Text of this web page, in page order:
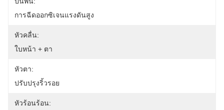
การฉีดออกซิเจนแรงดันสูง
หัวคลื่น:
ใบหน้า + ตา
หัวตา:
ปรับปรุงริ้วรอย
หัวร้อนร้อน: